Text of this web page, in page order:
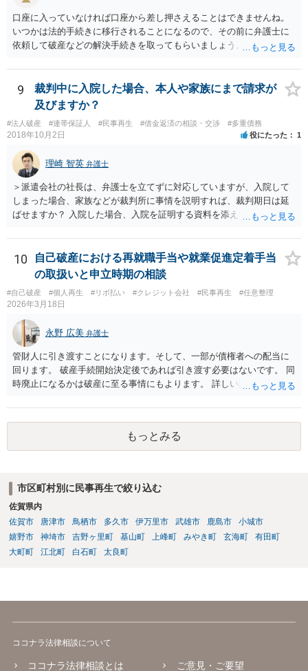
口座に入っていなければ口座から差し押さえることはできませんね。
いつかは法的手続きに移行されることになるので、その前に弁護士に
依頼して破産などの解決手続きを取ってもらいましょう。
9
裁判中に入院した場合、本人や家族にまで請求が
及びますか？
#法人破産 #連帯保証人 #民事再生 #借金返済の相談・交渉 #多重債務
2018年10月2日 役にたった 1
理崎 智英 弁護士
＞派遣会社の社長は、弁護士を立てずに対応していますが、入院して
しまった場合、家族などが裁判所に事情を説明すれば、裁判期日は延
ばせますか？ 入院した場合、入院を証明する資料を添えて、裁判所に
書けない、意識が無い場合など、弁護士ではなく家族などの代理人が
裁判延期を申請できますか？ ご家族であっても訴訟代理権はありませ
んので、ご本人に代わって裁判延期の申請することは出来ません。た
だ、事実上、裁判所に対して事情を説明すれば、裁判手続は中止され
ると思います。 ＞本人が出廷できないことを理由に、財産の差し押さ
えなどされることはございますでしょうか？ ご本人の状態が回復する
までの間は裁判が中止されるでしょうから、そのような心配はないと
思います。
10
自己破産における再就職手当や就業促進定着手当
の取扱いと申立時期の相談
#自己破産 #個人再生 #リボ払い #クレジット会社 #民事再生 #任意整理
2026年3月18日
永野 広美 弁護士
管財人に引き渡すことになります。そして、一部が債権者への配当に
回ります。 破産手続開始決定後であれば引き渡す必要はないです。 同
時廃止になるかは破産に至る事情にもよります。 詳しい話はお問い合
もっとみる
市区町村別に民事再生で絞り込む
佐賀県内
佐賀市
唐津市 鳥栖市 多久市 伊万里市 武雄市 鹿島市
小城市
嬉野市
神埼市 吉野ヶ里町 基山町 上峰町 みやき町 玄海町
有田町
大町町
江北町 白石町 太良町
ココナラ法律相談について
ココナラ法律相談とは ご意見・ご要望